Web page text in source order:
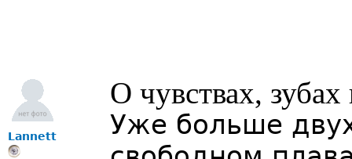
Lannett
О чувствах,
Уже больше